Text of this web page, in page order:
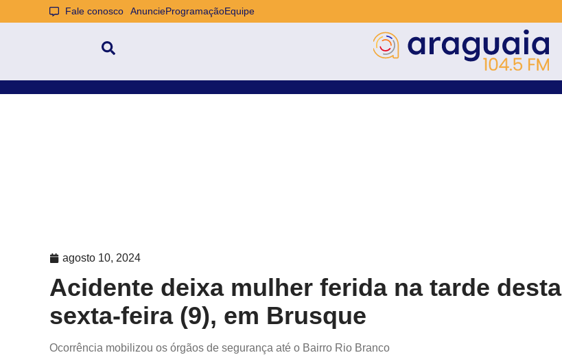
Fale conosco AnuncieProgramaçãoEquipe
agosto 10, 2024
Acidente deixa mulher ferida na tarde desta
sexta-feira (9), em Brusque
Ocorrência mobilizou os órgãos de segurança até o Bairro Rio Branco